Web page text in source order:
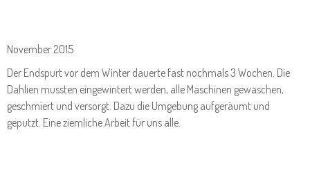
November 2015
Der Endspurt vor dem Winter dauerte fast nochmals 3 Wochen. Die
Dahlien mussten eingewintert werden, alle Maschinen gewaschen,
geschmiert und versorgt. Dazu die Umgebung aufgeräumt und
geputzt. Eine ziemliche Arbeit für uns alle.